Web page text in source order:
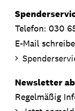
Telefon: 030
E-Mail
Newsletter
Regelmäßig